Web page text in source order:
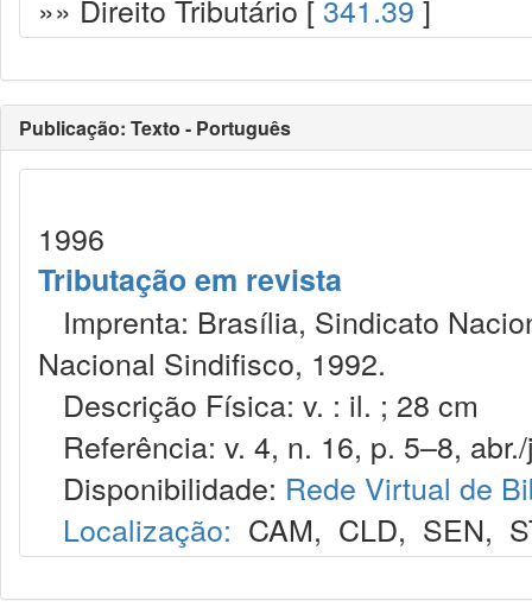
»» Direito Tributário [ 341.39 ]
Publicação: Texto - Português
1996
Tributação em revista
Imprenta: Brasília, Sindicato
Nacional Sindifisco, 1992.
Descrição Física: v. : il. ; 28 cm
Referência: v. 4, n. 16, p. 5–8,
Disponibilidade: Rede Virtual de
Localização: CAM, CLD, SEN,